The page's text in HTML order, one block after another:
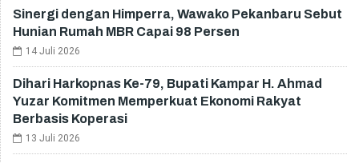
Sinergi dengan Himperra, Wawako Pekanbaru Sebut
Hunian Rumah MBR Capai 98 Persen
14 Juli 2026
Dihari Harkopnas Ke-79, Bupati Kampar H. Ahmad
Yuzar Komitmen Memperkuat Ekonomi Rakyat
Berbasis Koperasi
13 Juli 2026